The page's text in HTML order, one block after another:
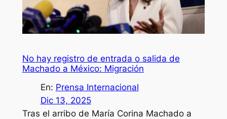
No hay registro de entrada o salida de
Machado a México: Migración
En: Prensa Internacional
Dic 13, 2025
Tras el arribo de María Corina Machado a